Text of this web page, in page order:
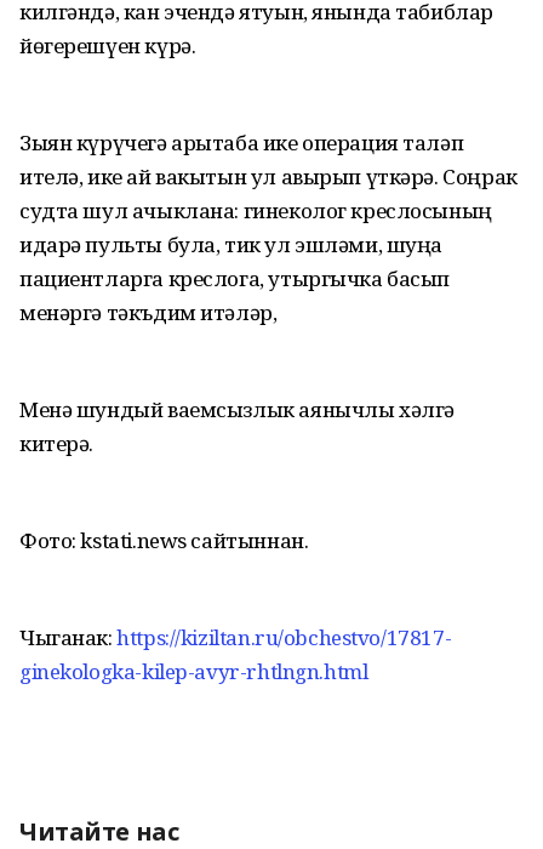
килгәндә, кан эчендә ятуын, янында табиблар
йөгерешүен күрә.
Зыян күрүчегә арытаба ике операция таләп
ителә, ике ай вакытын ул авырып үткәрә. Соңрак
судта шул ачыклана: гинеколог креслосының
идарә пульты була, тик ул эшләми, шуңа
пациентларга креслога, утыргычка басып
менәргә тәкъдим итәләр,
Менә шундый ваемсызлык аянычлы хәлгә
китерә.
Фото: kstati.news сайтыннан.
Чыганак:https://kiziltan.ru/obchestvo/17817-
ginekologka-kilep-avyr-rhtlngn.html
Читайте нас